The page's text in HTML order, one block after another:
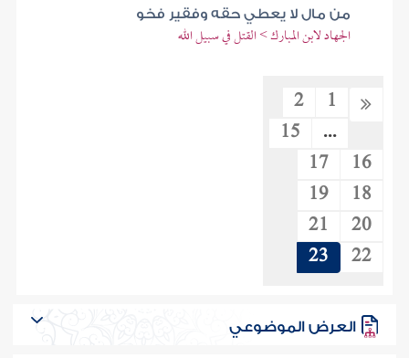
من مال لا يعطي حقه وفقير فخو
الجهاد لابن المبارك > القتل في سبيل الله
1
2
...
15
16
17
18
19
20
21
22
23
العرض الموضوعي